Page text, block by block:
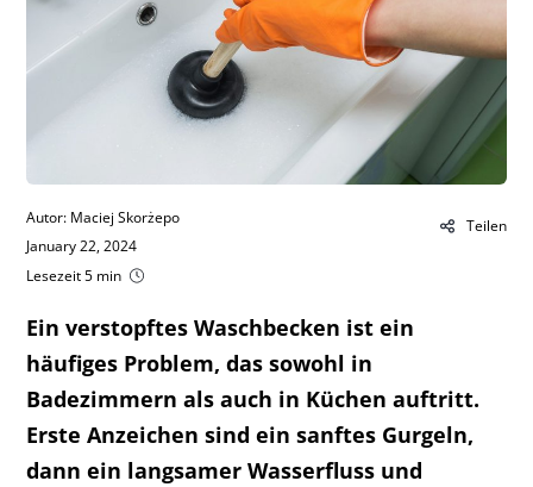
Ein verstopftes Waschbecken ist ein
häufiges Problem, das sowohl in
Badezimmern als auch in Küchen auftritt.
Erste Anzeichen sind ein sanftes Gurgeln,
dann ein langsamer Wasserfluss und
Teilen
Autor: Maciej Skorżepo
January 22, 2024
Lesezeit 5 min